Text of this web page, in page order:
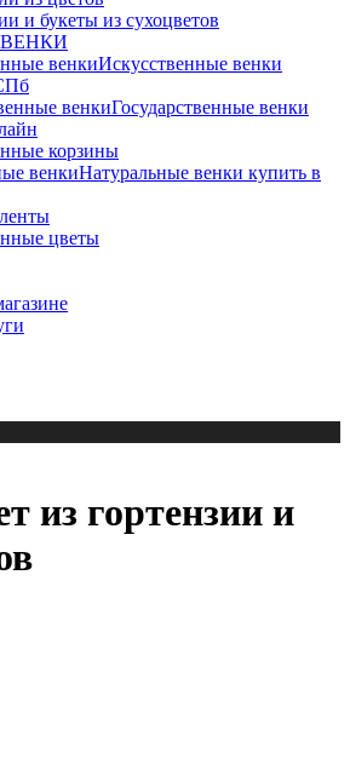
и букеты из сухоцветов
венкиИскусственные венки
венкиГосударственные венки
корзины
венкиНатуральные венки купить в
цветы
из гортензии и